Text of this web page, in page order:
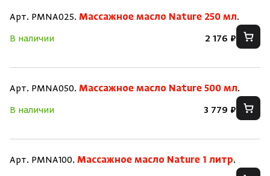
Арт. PMNA025. Массажное масло Nature 250 мл.
В наличии
2 176 ₽
Арт. PMNA050. Массажное масло Nature 500 мл.
В наличии
3 779 ₽
Арт. PMNA100. Массажное масло Nature 1 литр.
На главную
Скрыть/
Войти
Нет аккаунта?Зарегистрироваться
Скрыть/
Зарегистрироваться
Уже есть аккаунт?Войти